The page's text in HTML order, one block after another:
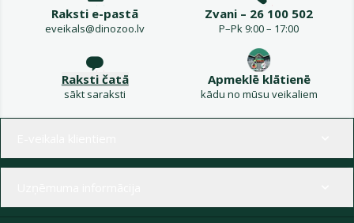
Raksti e-pastā
eveikals@dinozoo.lv
Zvani – 26 100 502
P–Pk 9:00 – 17:00
Raksti čatā
sākt saraksti
Apmeklē klātienē
kādu no mūsu veikaliem